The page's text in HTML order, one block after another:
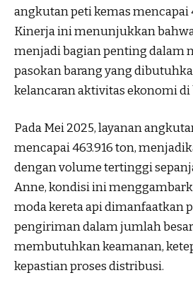
angkutan peti kemas mencapai
Kinerja ini menunjukkan
menjadi bagian penting dalam
pasokan barang yang
kelancaran aktivitas ekonomi di
Pada Mei 2025, layanan
mencapai 463.916 ton,
dengan volume tertinggi
Anne, kondisi ini
moda kereta api dimanfaatkan
pengiriman dalam jumlah
membutuhkan keamanan,
kepastian proses distribusi.